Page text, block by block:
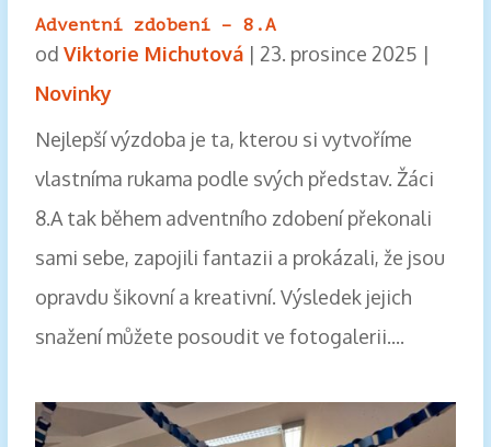
Adventní zdobení – 8.A
od Viktorie Michutová| 23. prosince 2025 |
Novinky
Nejlepší výzdoba je ta, kterou si vytvoříme
vlastníma rukama podle svých představ. Žáci
8.A tak během adventního zdobení překonali
sami sebe, zapojili fantazii a prokázali, že jsou
opravdu šikovní a kreativní. Výsledek jejich
snažení můžete posoudit ve fotogalerii....